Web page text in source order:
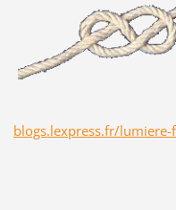
blogs.lexpress.fr/